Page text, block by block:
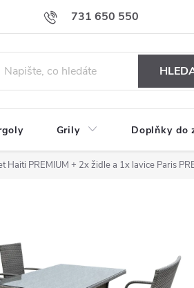
731 650 550
Podmínky ochrany osobních údajů
Grily Doplňky do
Haiti PREMIUM + 2x židle a 1x lavice Paris